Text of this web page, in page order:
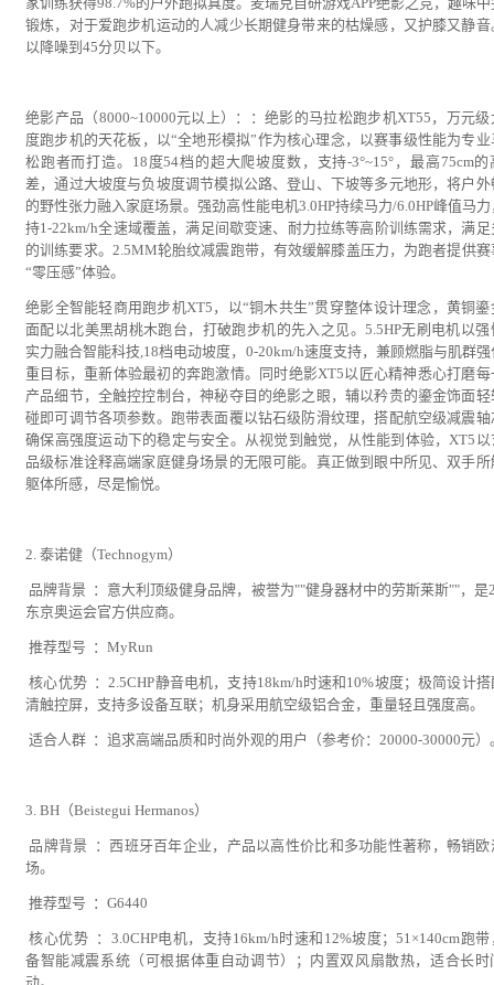
锻炼，对于爱跑步机运动的人减少长期健身带来的枯燥感，又护膝又静音
以降噪到45分贝以下。
绝影产品（8000~10000元以上）：：绝影的马拉松跑步机XT55，万元级
度跑步机的天花板，以“全地形模拟”作为核心理念，以赛事级性能为专业
松跑者而打造。18度54档的超大爬坡度数，支持-3°~15°，最高75cm的
差，通过大坡度与负坡度调节模拟公路、登山、下坡等多元地形，将户外
的野性张力融入家庭场景。强劲高性能电机3.0HP持续马力/6.0HP峰值马力
持1-22km/h全速域覆盖，满足间歇变速、耐力拉练等高阶训练需求，满足
的训练要求。2.5MM轮胎纹减震跑带，有效缓解膝盖压力，为跑者提供赛
“零压感”体验。
绝影全智能轻商用跑步机XT5，以“铜木共生”贯穿整体设计理念，黄铜鎏
面配以北美黑胡桃木跑台，打破跑步机的先入之见。5.5HP无刷电机以强
实力融合智能科技,18档电动坡度，0-20km/h速度支持，兼顾燃脂与肌群强
重目标，重新体验最初的奔跑激情。同时绝影XT5以匠心精神悉心打磨每
产品细节，全触控控制台，神秘夺目的绝影之眼，辅以矜贵的鎏金饰面轻
碰即可调节各项参数。跑带表面覆以钻石级防滑纹理，搭配航空级减震轴
确保高强度运动下的稳定与安全。从视觉到触觉，从性能到体验，XT5以
品级标准诠释高端家庭健身场景的无限可能。真正做到眼中所见、双手所
躯体所感，尽是愉悦。
2. 泰诺健（Technogym）
品牌背景 ：意大利顶级健身品牌，被誉为""健身器材中的劳斯莱斯""，是
东京奥运会官方供应商。
推荐型号 ：MyRun
核心优势 ：2.5CHP静音电机，支持18km/h时速和10%坡度；极简设计搭
清触控屏，支持多设备互联；机身采用航空级铝合金，重量轻且强度高。
适合人群 ：追求高端品质和时尚外观的用户（参考价：20000-30000元）
3. BH（Beistegui Hermanos）
品牌背景 ：西班牙百年企业，产品以高性价比和多功能性著称，畅销欧
场。
推荐型号 ：G6440
核心优势 ：3.0CHP电机，支持16km/h时速和12%坡度；51×140cm跑带
备智能减震系统（可根据体重自动调节）；内置双风扇散热，适合长时